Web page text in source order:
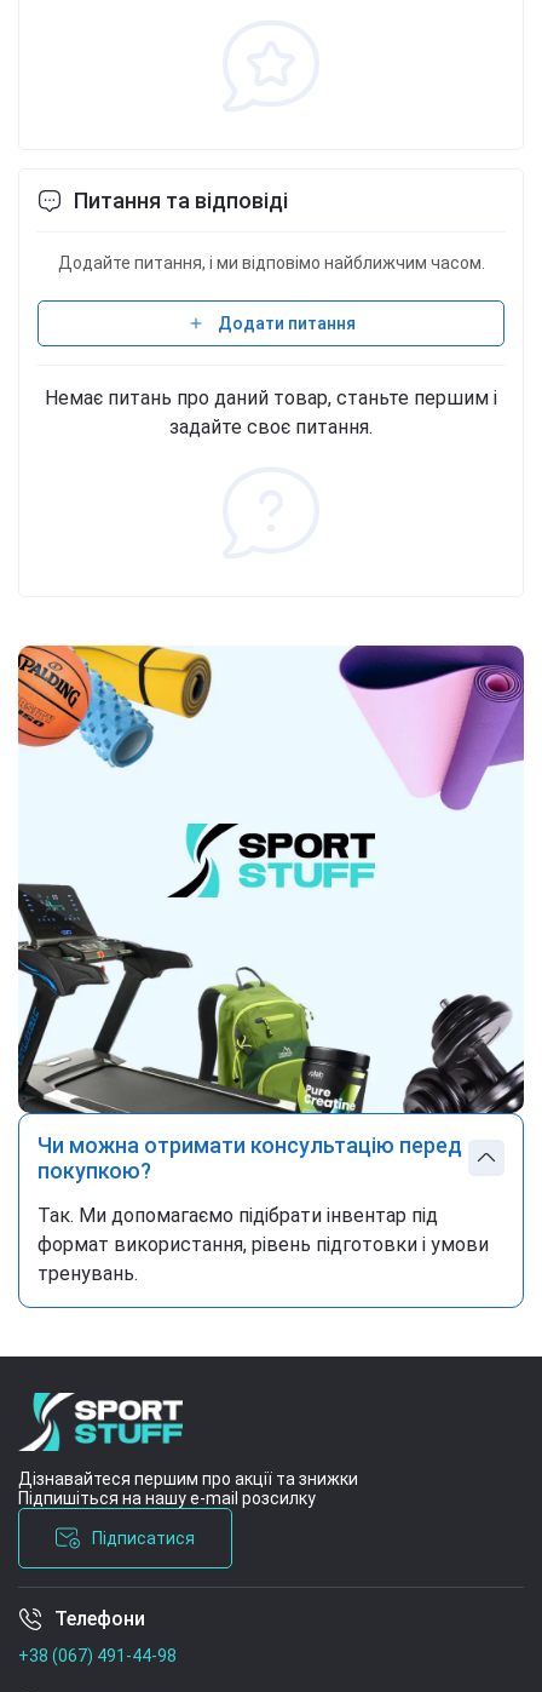
Питання та відповіді
Додайте питання, і ми відповімо найближчим часом.
Додати питання
Немає питань про даний товар, станьте першим і
задайте своє питання.
Чи можна отримати консультацію перед
покупкою?
Так. Ми допомагаємо підібрати інвентар під
формат використання, рівень підготовки і умови
тренувань.
Дізнавайтеся першим про акції та знижки
Підпишіться на нашу e-mail розсилку
Підписатися
Умови угоди
Телефони
+38 (067) 491-44-98